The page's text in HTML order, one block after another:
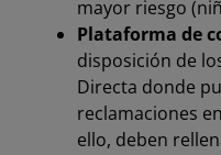
mayor riesgo
Plataforma de
disposición de
Directa donde
reclamaciones
ello, deben